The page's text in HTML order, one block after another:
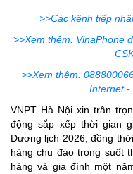
>>Các kênh tiếp
>>Xem thêm: VinaPhone
>>Xem thêm:
Internet -
VNPT Hà Nội xin trân
động sắp xếp thời gian
Dương lịch 2026, đồng
hàng chu đáo trong suốt
hàng và gia đình một